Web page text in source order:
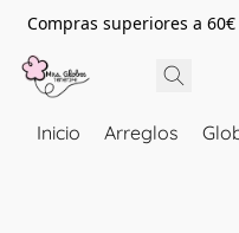
Compras superiores a 60€
Inicio Arreglos